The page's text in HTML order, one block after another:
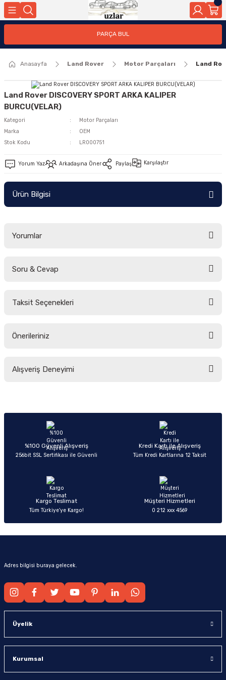
Geri Dön
PARÇA BUL
Anasayfa Land Rover Motor Parçaları Land
Land Rover DISCOVERY SPORT ARKA KALIPER
BURCU(VELAR)
Kategori
Motor Parçaları
Marka
OEM
Stok Kodu
LR000751
Yorum Yaz Arkadaşına Öner Paylaş Karşılaştır
Ürün Bilgisi
Yorumlar
Soru & Cevap
Taksit Seçenekleri
Önerileriniz
yetersiz gördüğünüz noktaları öneri formunu kullanarak tarafımıza
Ürün açıklamasında eksik bilgiler bulunuyor.
Ürün bilgilerinde hatalar bulunuyor.
Ürün fiyatı diğer sitelerden daha pahalı.
Alışveriş Deneyimi
%100 Güvenli Alışveriş
256bit SSL Sertifikası ile Güvenli
Kredi Kartı ile Alışveriş
Tüm Kredi Kartlarına 12 Taksit
Kargo Teslimat
Tüm Türkiye’ye Kargo!
Müşteri Hizmetleri
0 212 xxx 4569
Adres bilgisi buraya gelecek.
Üyelik
Kurumsal